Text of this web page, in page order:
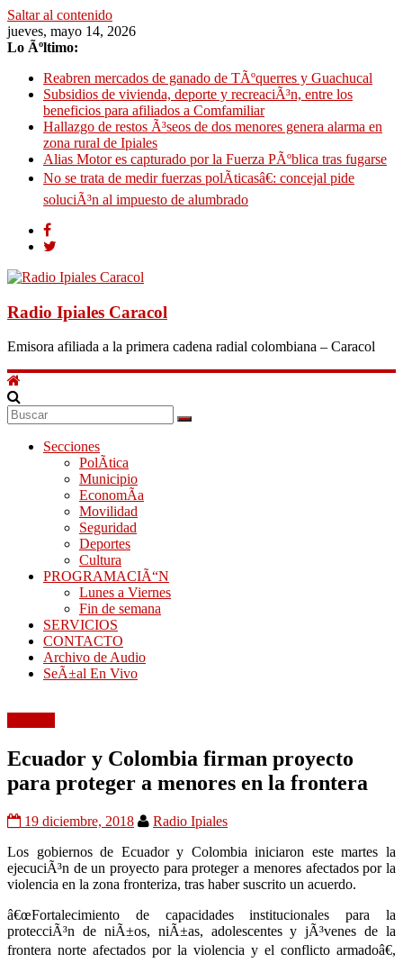
Saltar al contenido
jueves, mayo 14, 2026
Lo Ãºltimo:
Reabren mercados de ganado de TÃºquerres y Guachucal
Subsidios de vivienda, deporte y recreaciÃ³n, entre los
beneficios para afiliados a Comfamiliar
Hallazgo de restos Ã³seos de dos menores genera alarma en
zona rural de Ipiales
Alias Motor es capturado por la Fuerza PÃºblica tras fugarse
No se trata de medir fuerzas polÃ­ticasâ€: concejal pide
soluciÃ³n al impuesto de alumbrado
Radio Ipiales Caracol
Emisora afiliada a la primera cadena radial colombiana – Caracol
Secciones
PolÃ­tica
Municipio
EconomÃ­a
Movilidad
Seguridad
Deportes
Cultura
PROGRAMACIÃ“N
Lunes a Viernes
Fin de semana
SERVICIOS
CONTACTO
Archivo de Audio
SeÃ±al En Vivo
Ecuador y Colombia firman proyecto
para proteger a menores en la frontera
19 diciembre, 2018
Radio Ipiales
Los gobiernos de Ecuador y Colombia iniciaron este martes la
ejecuciÃ³n de un proyecto para proteger a menores afectados por la
violencia en la zona fronteriza, tras haber suscrito un acuerdo.
â€œFortalecimiento de capacidades institucionales para la
protecciÃ³n de niÃ±os, niÃ±as, adolescentes y jÃ³venes de la
frontera norte afectados por la violencia y el conflicto armadoâ€,